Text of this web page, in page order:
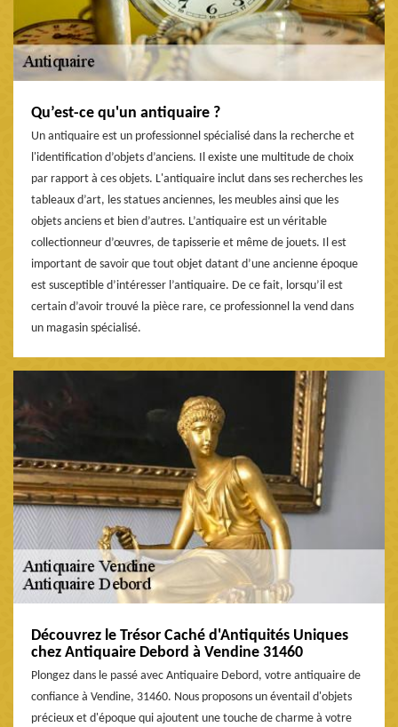
Qu’est-ce qu'un antiquaire ?
Un antiquaire est un professionnel spécialisé dans la recherche et
l'identification d’objets d’anciens. Il existe une multitude de choix
par rapport à ces objets. L'antiquaire inclut dans ses recherches les
tableaux d’art, les statues anciennes, les meubles ainsi que les
objets anciens et bien d’autres. L’antiquaire est un véritable
collectionneur d’œuvres, de tapisserie et même de jouets. Il est
important de savoir que tout objet datant d’une ancienne époque
est susceptible d’intéresser l’antiquaire. De ce fait, lorsqu’il est
certain d’avoir trouvé la pièce rare, ce professionnel la vend dans
un magasin spécialisé.
Découvrez le Trésor Caché d'Antiquités Uniques
chez Antiquaire Debord à Vendine 31460
Plongez dans le passé avec Antiquaire Debord, votre antiquaire de
confiance à Vendine, 31460. Nous proposons un éventail d'objets
précieux et d'époque qui ajoutent une touche de charme à votre